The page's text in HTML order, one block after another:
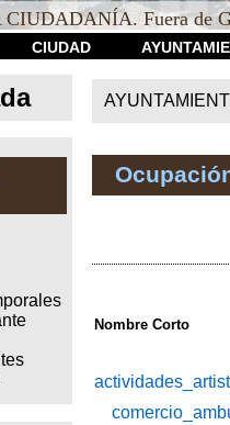
Fuera de
CIUDAD
Nombre Corto